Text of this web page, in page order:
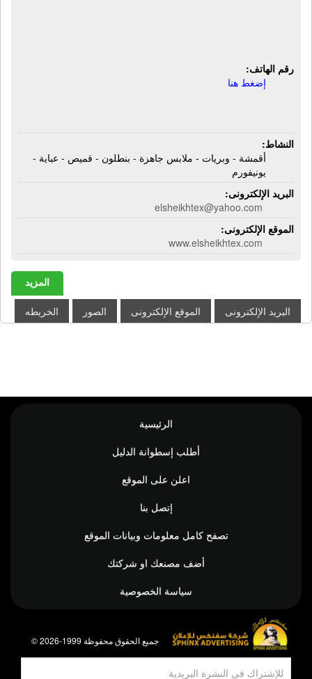
رقم الهاتف:
إضغط هنا
النشاط:
أقمشة - وبريات - ملابس جاهزة - بنطلون - قميص - عباية -
يونيفورم
البريد الإلكترونى:
elsheikhtex@yahoo.com
الموقع الإلكترونى:
www.elsheikhtex.com
المزيد
البريد الإلكترونى الموقع الإلكترونى الصور الخريطه
الرئيسية
أطلب إسطوانة الدليل
اعلن على الموقع
إتصل بنا
تصفح كامل معلومات وبيانات الموقع
أضف مصنعك او شركتك
سياسة الخصوصية
© جميع الحقوق محفوظة 1999-2026